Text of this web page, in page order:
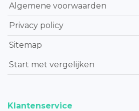
Algemene voorwaarden
Privacy policy
Sitemap
Start met vergelijken
Klantenservice